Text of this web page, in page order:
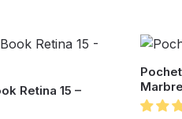
Retina 15 –